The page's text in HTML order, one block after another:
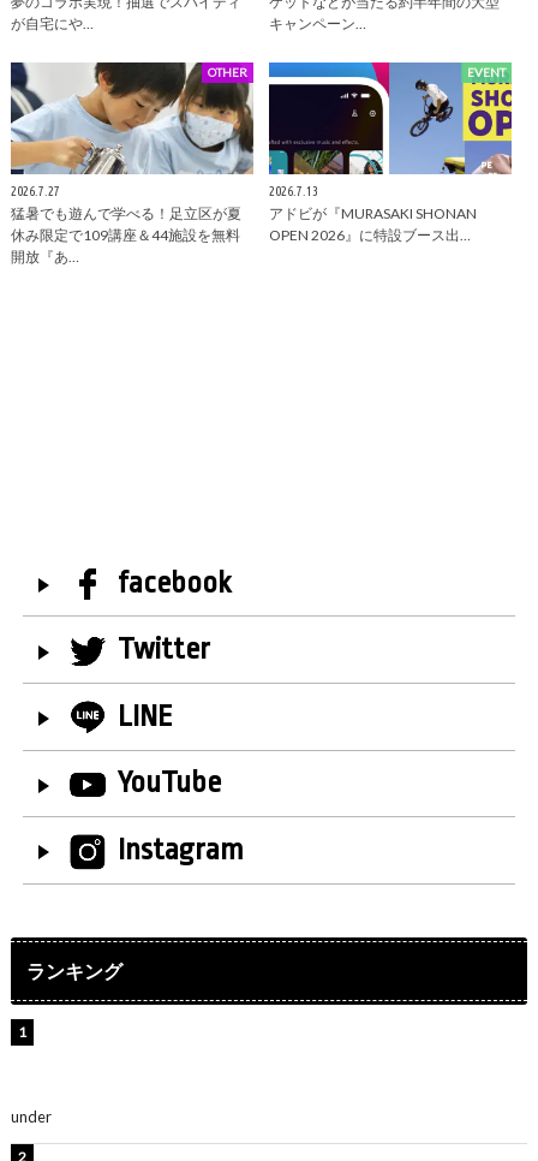
が自宅にや…
キャンペーン…
OTHER
2026.7.27
猛暑でも遊んで学べる！足立区が夏
休み限定で109講座＆44施設を無料
開放『あ…
EVENT
2026.7.13
アドビが『MURASAKI SHONAN
OPEN 2026』に特設ブース出…
facebook
Twitter
LINE
YouTube
Instagram
ランキング
under